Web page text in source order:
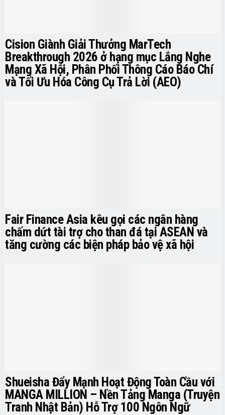
Cision Giành Giải Thưởng MarTech
Breakthrough 2026 ở hạng mục Lắng Nghe
Mạng Xã Hội, Phân Phối Thông Cáo Báo Chí
và Tối Ưu Hóa Công Cụ Trả Lời (AEO)
Fair Finance Asia kêu gọi các ngân hàng
chấm dứt tài trợ cho than đá tại ASEAN và
tăng cường các biện pháp bảo vệ xã hội
Shueisha Đẩy Mạnh Hoạt Động Toàn Cầu với
MANGA MILLION – Nền Tảng Manga (Truyện
Tranh Nhật Bản) Hỗ Trợ 100 Ngôn Ngữ